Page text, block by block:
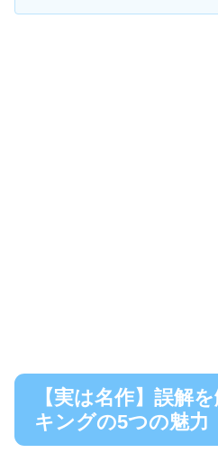
【実は名作】誤解
キングの5つの魅力